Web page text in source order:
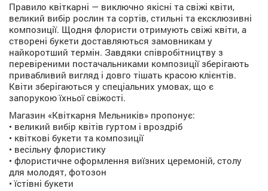
Правило квіткарні — виключно якісні та свіжі квіти,
великий вибір рослин та сортів, стильні та ексклюзивні
композиції. Щодня флористи отримують свіжі квіти, а
створені букети доставляються замовникам у
найкоротший термін. Завдяки співробітництву з
перевіреними постачальниками композиції зберігають
привабливий вигляд і довго тішать красою клієнтів.
Квіти зберігаються у спеціальних умовах, що є
запорукою їхньої свіжості.
Магазин «Квіткарня Мельників» пропонує:
• великий вибір квітів гуртом і вроздріб
• квіткові букети та композиції
• весільну флористику
• флористичне оформлення виїзних церемоній, столу
для молодят, фотозон
• їстівні букети